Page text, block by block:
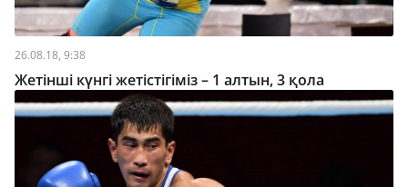
26.08.18, 9:38
Жетінші күнгі жетістігіміз – 1 алтын, 3 қола